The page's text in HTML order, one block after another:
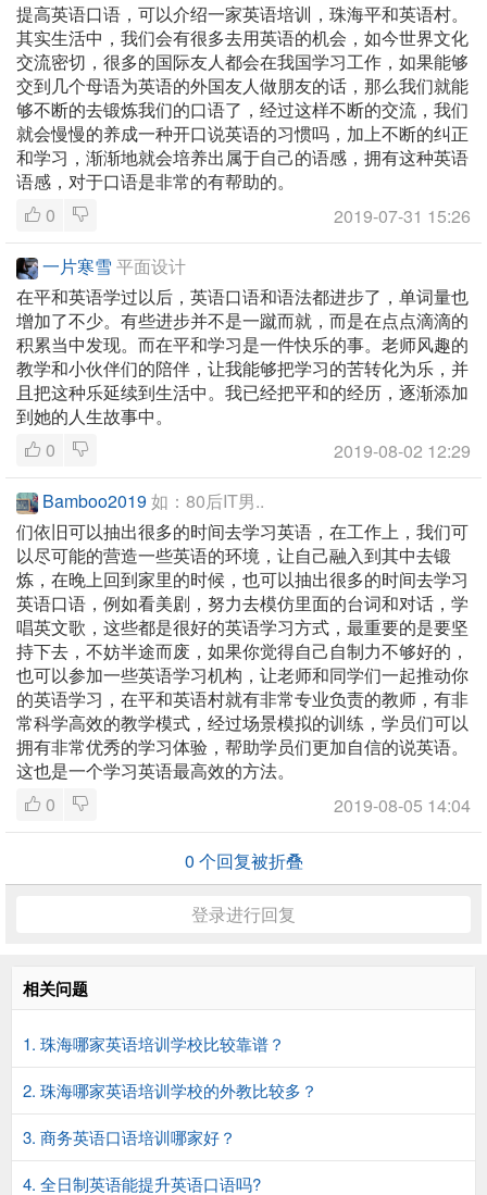
提高英语口语，可以介绍一家英语培训，珠海平和英语村。
其实生活中，我们会有很多去用英语的机会，如今世界文化
交流密切，很多的国际友人都会在我国学习工作，如果能够
交到几个母语为英语的外国友人做朋友的话，那么我们就能
够不断的去锻炼我们的口语了，经过这样不断的交流，我们
就会慢慢的养成一种开口说英语的习惯吗，加上不断的纠正
和学习，渐渐地就会培养出属于自己的语感，拥有这种英语
语感，对于口语是非常的有帮助的。
0
2019-07-31 15:26
一片寒雪 平面设计
在平和英语学过以后，英语口语和语法都进步了，单词量也
增加了不少。有些进步并不是一蹴而就，而是在点点滴滴的
积累当中发现。而在平和学习是一件快乐的事。老师风趣的
教学和小伙伴们的陪伴，让我能够把学习的苦转化为乐，并
且把这种乐延续到生活中。我已经把平和的经历，逐渐添加
到她的人生故事中。
0
2019-08-02 12:29
Bamboo2019 如：80后IT男..
们依旧可以抽出很多的时间去学习英语，在工作上，我们可
以尽可能的营造一些英语的环境，让自己融入到其中去锻
炼，在晚上回到家里的时候，也可以抽出很多的时间去学习
英语口语，例如看美剧，努力去模仿里面的台词和对话，学
唱英文歌，这些都是很好的英语学习方式，最重要的是要坚
持下去，不妨半途而废，如果你觉得自己自制力不够好的，
也可以参加一些英语学习机构，让老师和同学们一起推动你
的英语学习，在平和英语村就有非常专业负责的教师，有非
常科学高效的教学模式，经过场景模拟的训练，学员们可以
拥有非常优秀的学习体验，帮助学员们更加自信的说英语。
这也是一个学习英语最高效的方法。
0
2019-08-05 14:04
0 个回复被折叠
登录进行回复
相关问题
1. 珠海哪家英语培训学校比较靠谱？
2. 珠海哪家英语培训学校的外教比较多？
3. 商务英语口语培训哪家好？
4. 全日制英语能提升英语口语吗?